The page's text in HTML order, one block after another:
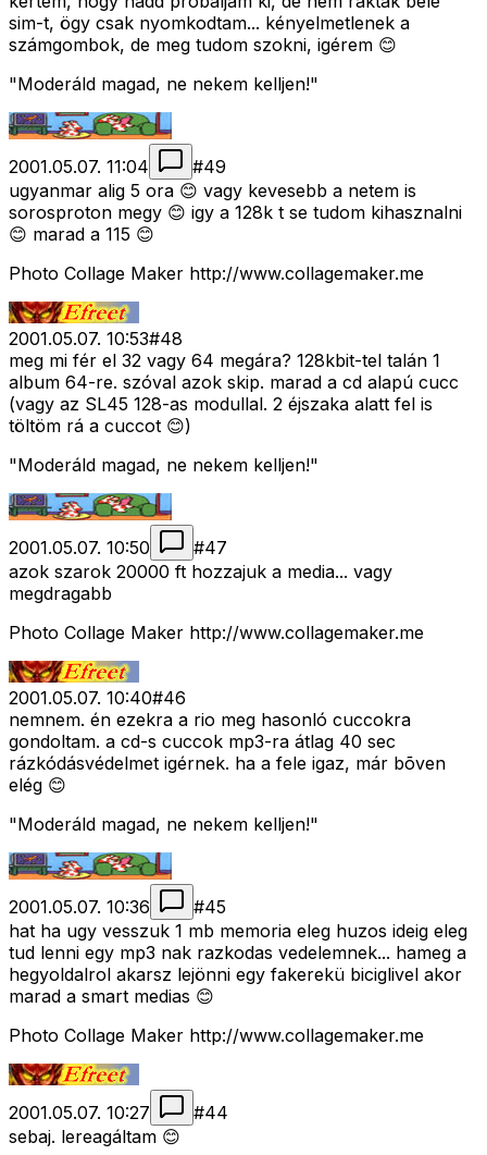
sim-t, ögy csak nyomkodtam... kényelmetlenek a
számgombok, de meg tudom szokni, igérem 😊
"Moderáld magad, ne nekem kelljen!"
2001.05.07. 11:04 #49
ugyanmar alig 5 ora 😊 vagy kevesebb a netem is
sorosproton megy 😊 igy a 128k t se tudom kihasznalni
😊 marad a 115 😊
Photo Collage Maker http://www.collagemaker.me
2001.05.07. 10:53#48
meg mi fér el 32 vagy 64 megára? 128kbit-tel talán 1
album 64-re. szóval azok skip. marad a cd alapú cucc
(vagy az SL45 128-as modullal. 2 éjszaka alatt fel is
töltöm rá a cuccot 😊)
"Moderáld magad, ne nekem kelljen!"
2001.05.07. 10:50 #47
azok szarok 20000 ft hozzajuk a media... vagy
megdragabb
Photo Collage Maker http://www.collagemaker.me
2001.05.07. 10:40#46
nemnem. én ezekra a rio meg hasonló cuccokra
gondoltam. a cd-s cuccok mp3-ra átlag 40 sec
rázkódásvédelmet igérnek. ha a fele igaz, már bõven
elég 😊
"Moderáld magad, ne nekem kelljen!"
2001.05.07. 10:36 #45
hat ha ugy vesszuk 1 mb memoria eleg huzos ideig eleg
tud lenni egy mp3 nak razkodas vedelemnek... hameg a
hegyoldalrol akarsz lejönni egy fakerekü biciglivel akor
marad a smart medias 😊
Photo Collage Maker http://www.collagemaker.me
2001.05.07. 10:27 #44
sebaj. lereagáltam 😊